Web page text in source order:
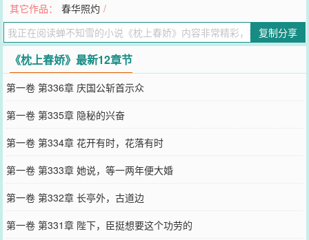
军的四哥姜长晟、青史留名的义兄陈褚，都恨她恨的咬牙切齿。小命
即将休矣！姜虞不想跟原主一样众叛亲离，最后落得个千刀万剐的下
场。她决定努力改变万人嫌的处境，跟家人好好相处，抱紧金大腿。
再靠妇科医术，结人脉，攒名声，做高枝。改变着改变着，万人嫌成
团宠。可是，这招惹来的堂堂镜司司督萧魇怎就成了甩不开的粘牙
糖？说好的冷面阎罗呢？就连险些被原主算计的声名尽毁、科举路断
的义兄，都暗戳戳的问她：我真的只能是义兄吗？…………萧魇：“但
得两心同照影，何须言语说风流。”陈褚；“还卿一汪泪，恨不相逢
早。”萧魇：她爱我，你就得认！姜虞：好了好了，都别争了。
您要是觉得《
枕上春娇
》还不错的话请不要忘记向您QQ群和微博微信
里的朋友推荐哦！
其它作品： 春华照灼 /
复制分享
《枕上春娇》最新12章节
第一卷 第336章 庆国公斩首示众
第一卷 第335章 隐秘的兴奋
第一卷 第334章 花开有时，花落有时
第一卷 第333章 她说，等一两年便大婚
第一卷 第332章 长亭外，古道边
第一卷 第331章 陛下，臣挺想要这个功劳的